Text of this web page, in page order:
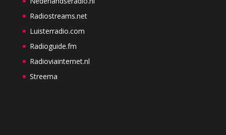
Radiostreams.net
Luisterradio.com
Radioguide.fm
Radioviainternet.nl
Streema